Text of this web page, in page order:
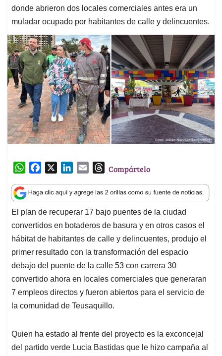
donde abrieron dos locales comerciales antes era un
muladar ocupado por habitantes de calle y delincuentes.
W
a
t
s
A
p
p
c
e
b
o
o
k
n
k
e
d
I
n
a
i
l
T
r
e
a
d
s
Compártelo
El plan de recuperar 17 bajo puentes de la ciudad
convertidos en botaderos de basura y en otros casos el
hábitat de habitantes de calle y delincuentes, produjo el
primer resultado con la transformación del espacio
debajo del puente de la calle 53 con carrera 30
convertido ahora en locales comerciales que generaran
7 empleos directos y fueron abiertos para el servicio de
la comunidad de Teusaquillo.
Quien ha estado al frente del proyecto es la exconcejal
del partido verde Lucia Bastidas que le hizo campaña al